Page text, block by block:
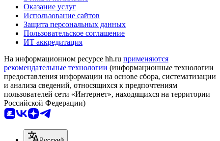
Оказание услуг
Использование сайтов
Защита персональных данных
Пользовательское соглашение
ИТ аккредитация
На информационном ресурсе hh.ru применяются
рекомендательные технологии (информационные технологии
предоставления информации на основе сбора, систематизации
и анализа сведений, относящихся к предпочтениям
пользователей сети «Интернет», находящихся на территории
Российской Федерации)